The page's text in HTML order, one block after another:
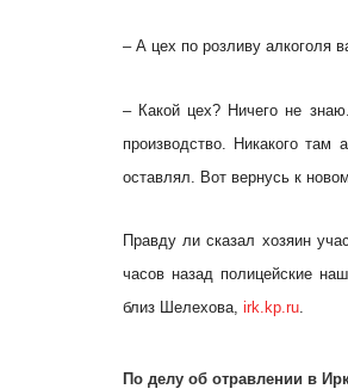
– А цех по розливу алкоголя
– Какой цех? Ничего не
производство. Никакого
оставлял. Вот вернусь к
Правду ли сказал хозяин
часов назад полицейские
близ Шелехова, irk.kp.ru.
По делу об отравлении в